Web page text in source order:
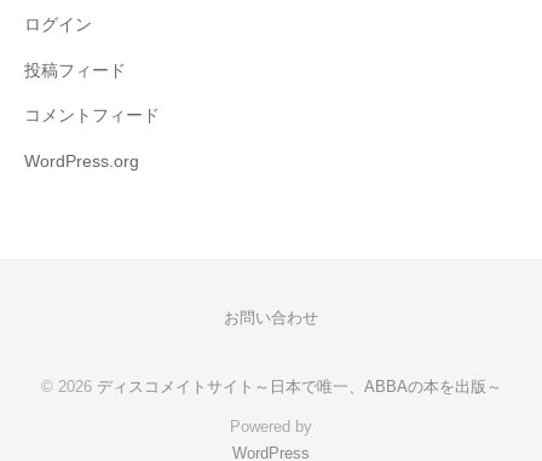
ログイン
投稿フィード
コメントフィード
WordPress.org
お問い合わせ
© 2026 ディスコメイトサイト～日本で唯一、ABBAの本を出版～
Powered by
WordPress